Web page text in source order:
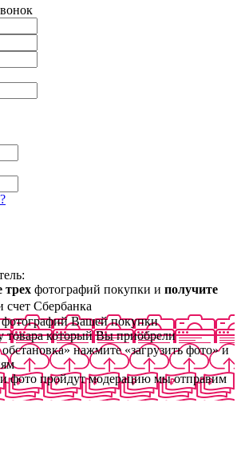
трех фотографий покупки и получите
Сбербанка
фотографий Вашей покупки
товара который Вы приобрели
нажмите «загрузить фото» и
фото пройдут модерацию мы отправим